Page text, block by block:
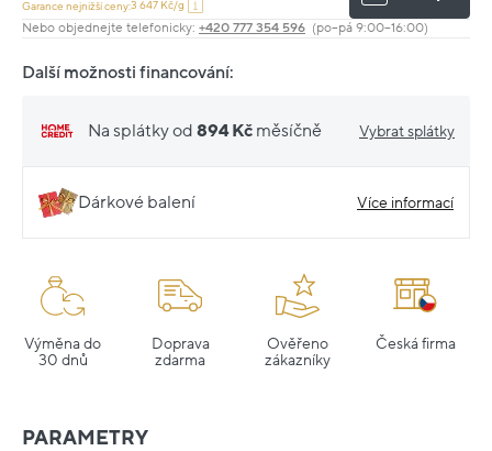
Garance nejnižší ceny:3 647 Kč/g
Nebo objednejte telefonicky: +420 777 354 596 (po–pá 9:00–16:00)
Další možnosti financování:
Na splátky od 894 Kč měsíčně Vybrat splátky
Dárkové balení Více informací
Výměna do
30 dnů
Doprava
zdarma
Ověřeno
zákazníky
Česká firma
PARAMETRY